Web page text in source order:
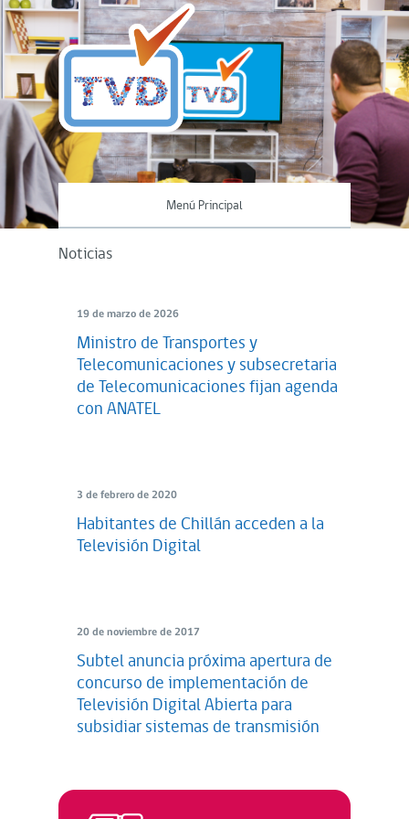
Menú Principal
Noticias
19 de marzo de 2026
Ministro de Transportes y
Telecomunicaciones y subsecretaria
de Telecomunicaciones fijan agenda
con ANATEL
3 de febrero de 2020
Habitantes de Chillán acceden a la
Televisión Digital
20 de noviembre de 2017
Subtel anuncia próxima apertura de
concurso de implementación de
Televisión Digital Abierta para
subsidiar sistemas de transmisión